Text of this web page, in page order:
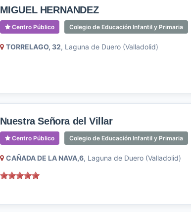
MIGUEL HERNANDEZ
Centro Público Colegio de Educación Infantil y Primaria
TORRELAGO, 32, Laguna de Duero (Valladolid)
Nuestra Señora del Villar
Centro Público Colegio de Educación Infantil y Primaria
CAÑADA DE LA NAVA,6, Laguna de Duero (Valladolid)